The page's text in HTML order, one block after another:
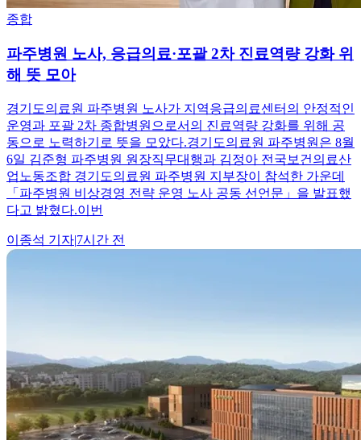
종합
파주병원 노사, 응급의료·포괄 2차 진료역량 강화 위
해 뜻 모아
경기도의료원 파주병원 노사가 지역응급의료센터의 안정적인
운영과 포괄 2차 종합병원으로서의 진료역량 강화를 위해 공
동으로 노력하기로 뜻을 모았다.경기도의료원 파주병원은 8월
6일 김준형 파주병원 원장직무대행과 김정아 전국보건의료산
업노동조합 경기도의료원 파주병원 지부장이 참석한 가운데
「파주병원 비상경영 전략 운영 노사 공동 선언문」을 발표했
다고 밝혔다.이번
이종석 기자|7시간 전